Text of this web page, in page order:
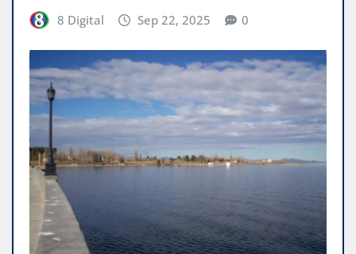
8 Digital Sep 22, 2025 0